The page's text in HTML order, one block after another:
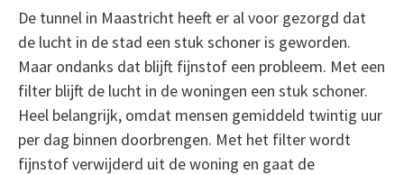
De tunnel in Maastricht heeft er al voor gezorgd dat
de lucht in de stad een stuk schoner is geworden.
Maar ondanks dat blijft fijnstof een probleem. Met een
filter blijft de lucht in de woningen een stuk schoner.
Heel belangrijk, omdat mensen gemiddeld twintig uur
per dag binnen doorbrengen. Met het filter wordt
fijnstof verwijderd uit de woning en gaat de